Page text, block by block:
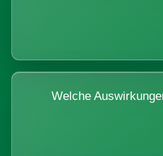
Welche